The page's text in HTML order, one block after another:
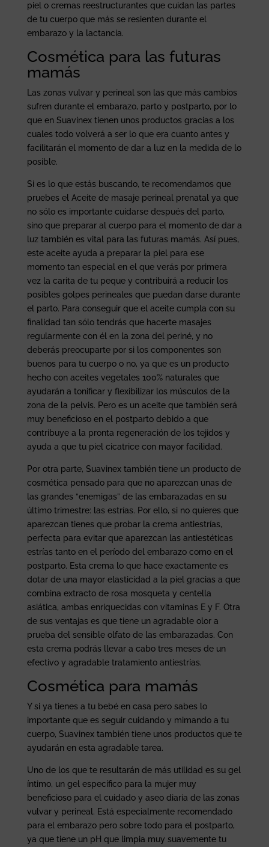
piel o cremas reestructurantes que cuidan las partes
de tu cuerpo que más se resienten durante el
embarazo y la lactancia.
Cosmética para las futuras
mamás
Las zonas vulvar y perineal son las que más cambios
sufren durante el embarazo, parto y postparto, por lo
que en Suavinex tienen unos productos gracias a los
cuales todo volverá a ser lo que era cuanto antes y
facilitarán el momento de dar a luz en la medida de lo
posible.
Si es lo que estás buscando, te recomendamos que
pruebes el Aceite de masaje perineal prenatal ya que
no sólo es importante cuidarse después del parto,
sino que preparar al cuerpo para el momento de dar a
luz también es vital para las futuras mamás. Así pues,
este aceite ayuda a preparar la piel para ese
momento tan especial en el que verás por primera
vez la carita de tu peque y contribuirá a reducir los
posibles golpes perineales que puedan darse durante
el parto. Para conseguir que el aceite cumpla con su
finalidad tan sólo tendrás que hacerte masajes
regularmente con él en la zona del periné, y no
deberás preocuparte por si los componentes son
buenos para tu cuerpo o no, ya que es un producto
hecho con aceites vegetales 100% naturales que
ayudarán a tonificar y flexibilizar los músculos de la
zona de la pelvis. Pero es un aceite que también será
muy beneficioso en el postparto debido a que
contribuye a la pronta regeneración de los tejidos y
ayuda a que tu piel cicatrice con mayor facilidad.
Por otra parte, Suavinex también tiene un producto de
cosmética pensado para que no aparezcan unas de
las grandes “enemigas” de las embarazadas en su
último trimestre: las estrías. Por ello, si no quieres que
aparezcan tienes que probar la crema antiestrías,
perfecta para evitar que aparezcan las antiestéticas
estrías tanto en el período del embarazo como en el
postparto. Esta crema lo que hace exactamente es
dotar de una mayor elasticidad a la piel gracias a que
combina extracto de rosa mosqueta y centella
asiática, ambas enriquecidas con vitaminas E y F. Otra
de sus ventajas es que tiene un agradable olor a
prueba del sensible olfato de las embarazadas. Con
esta crema podrás llevar a cabo tres meses de un
efectivo y agradable tratamiento antiestrías.
Cosmética para mamás
Y si ya tienes a tu bebé en casa pero sabes lo
importante que es seguir cuidando y mimando a tu
cuerpo, Suavinex también tiene unos productos que te
ayudarán en esta agradable tarea.
Uno de los que te resultarán de más utilidad es su gel
íntimo, un gel específico para la mujer muy
beneficioso para el cuidado y aseo diaria de las zonas
vulvar y perineal. Está especialmente recomendado
para el embarazo pero sobre todo para el postparto,
ya que tiene un pH que limpia muy suavemente tu